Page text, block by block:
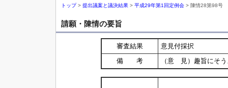
トップ> 提出議案と議決結果 > 平成29年第1回定例会 > 陳情28第98号
請願・陳情の要旨
審査結果
意見付採択
備 考
（意 見）趣旨にそ